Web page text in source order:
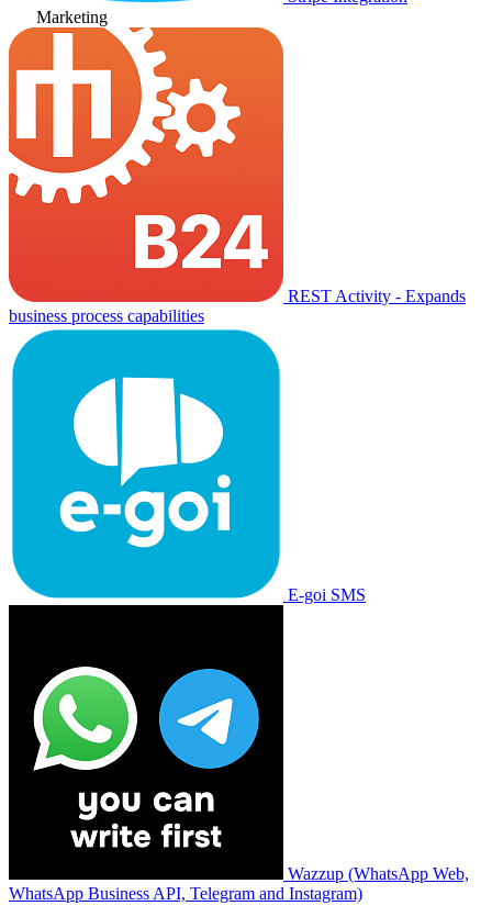
Marketing
REST Activity - Expands
business process capabilities
E-goi SMS
Wazzup (WhatsApp Web,
WhatsApp Business API, Telegram and Instagram)